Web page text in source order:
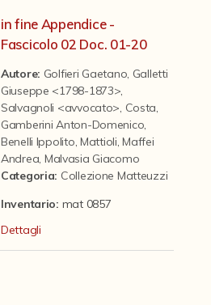
in fine Appendice -
Fascicolo 02 Doc. 01-20
Autore: Golfieri Gaetano, Galletti
Giuseppe <1798-1873>,
Salvagnoli <avvocato>, Costa,
Gamberini Anton-Domenico,
Benelli Ippolito, Mattioli,Maffei
Andrea, Malvasia Giacomo
Categoria: Collezione Matteuzzi
Inventario: mat 0857
Dettagli